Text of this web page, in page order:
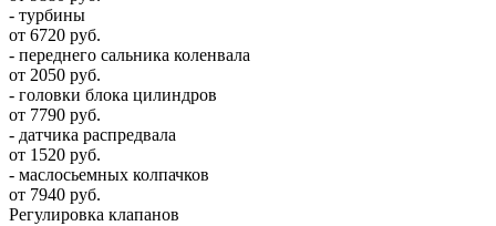
- турбины
от 6720 руб.
- переднего сальника коленвала
от 2050 руб.
- головки блока цилиндров
от 7790 руб.
- датчика распредвала
от 1520 руб.
- маслосьемных колпачков
от 7940 руб.
Регулировка клапанов